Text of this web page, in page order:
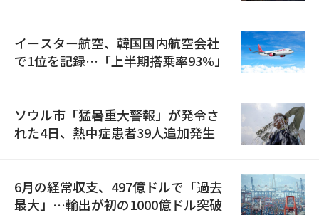
イースター航空、韓国国内航空会社
で1位を記録…「上半期搭乗率93%」
ソウル市「猛暑重大警報」が発令さ
れた4日、熱中症患者39人追加発生
6月の経常収支、497億ドルで「過去
最大」…輸出が初の1000億ドル突破